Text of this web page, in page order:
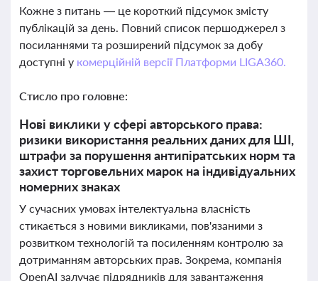
Кожне з питань — це короткий підсумок змісту
публікацій за день. Повний список першоджерел з
посиланнями та розширений підсумок за добу
доступні у комерційній версії Платформи LIGA360.
Стисло про головне:
Нові виклики у сфері авторського права:
ризики використання реальних даних для ШІ,
штрафи за порушення антипіратських норм та
захист торговельних марок на індивідуальних
номерних знаках
У сучасних умовах інтелектуальна власність
стикається з новими викликами, пов'язаними з
розвитком технологій та посиленням контролю за
дотриманням авторських прав. Зокрема, компанія
OpenAI залучає підрядників для завантаження